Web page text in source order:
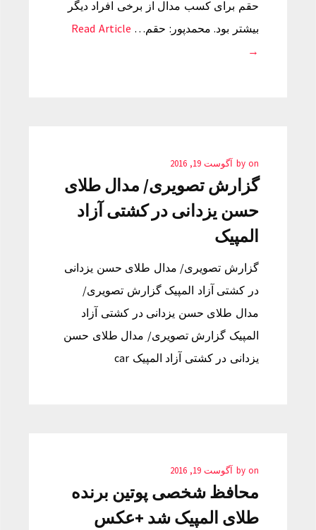
حقم برای کسب مدال از برخی افراد دیگر
بیشتر بود. محمدپور: حقم… Read Article
→
by on آگوست 19, 2016
گزارش تصویری/ مدال طلای
حسن یزدانی در کشتی آزاد
المپیک
گزارش تصویری/ مدال طلای حسن یزدانی
در کشتی آزاد المپیک گزارش تصویری/
مدال طلای حسن یزدانی در کشتی آزاد
المپیک گزارش تصویری/ مدال طلای حسن
یزدانی در کشتی آزاد المپیک car
by on آگوست 19, 2016
محافظ شخصی پوتین برنده
طلای المپیک شد +عکس